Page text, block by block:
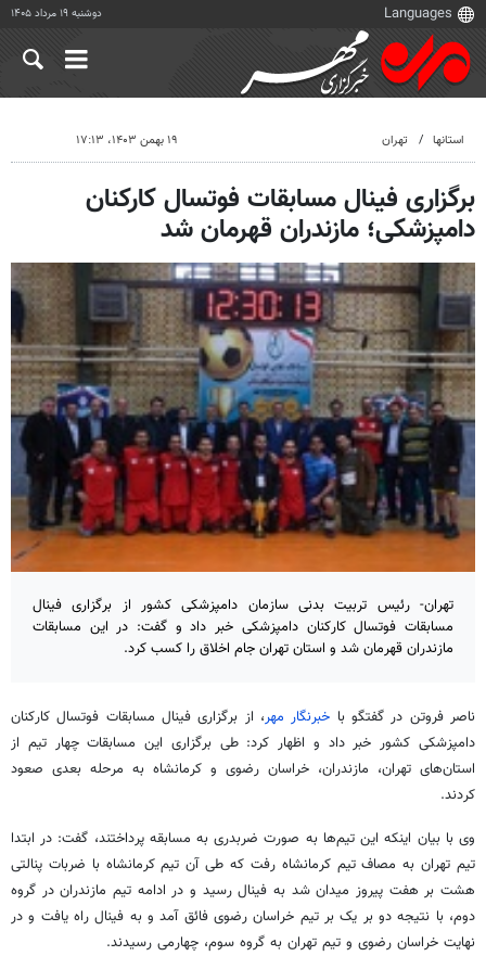
دوشنبه ۱۹ مرداد ۱۴۰۵
استانها تهران ۱۹ بهمن ۱۴۰۳، ۱۷:۱۳
برگزاری فینال مسابقات فوتسال کارکنان
دامپزشکی؛ مازندران قهرمان شد
تهران- رئیس تربیت بدنی سازمان دامپزشکی کشور از برگزاری فینال
مسابقات فوتسال کارکنان دامپزشکی خبر داد و گفت: در این مسابقات
مازندران قهرمان شد و استان تهران جام اخلاق را کسب کرد.
ناصر فروتن در گفتگو با خبرنگار مهر، از برگزاری فینال مسابقات فوتسال کارکنان
دامپزشکی کشور خبر داد و اظهار کرد: طی برگزاری این مسابقات چهار تیم از
استان‌های تهران، مازندران، خراسان رضوی و کرمانشاه به مرحله بعدی صعود
کردند.
وی با بیان اینکه این تیم‌ها به صورت ضربدری به مسابقه پرداختند، گفت: در ابتدا
تیم تهران به مصاف تیم کرمانشاه رفت که طی آن تیم کرمانشاه با ضربات پنالتی
هشت بر هفت پیروز میدان شد به فینال رسید و در ادامه تیم مازندران در گروه
دوم، با نتیجه دو بر یک بر تیم خراسان رضوی فائق آمد و به فینال راه یافت و در
نهایت خراسان رضوی و تیم تهران به گروه سوم، چهارمی رسیدند.